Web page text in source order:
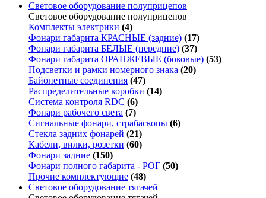
Световое оборудование полуприцепов
Световое оборудование полуприцепов
Комплекты электрики (4)
Фонари габарита КРАСНЫЕ (задние) (17)
Фонари габарита БЕЛЫЕ (передние) (37)
Фонари габарита ОРАНЖЕВЫЕ (боковые) (53)
Подсветки и рамки номерного знака (20)
Байонетные соединения (47)
Распределительные коробки (14)
Система контроля RDC (6)
Фонари рабочего света (7)
Сигнальные фонари, страбаскопы (6)
Стекла задних фонарей (21)
Кабели, вилки, розетки (60)
Фонари задние (150)
Фонари полного габарита - РОГ (50)
Прочие комплектующие (48)
Световое оборудование тягачей